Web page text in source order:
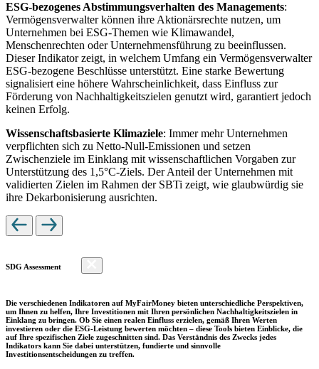
ESG-bezogenes Abstimmungsverhalten des Managements:
Vermögensverwalter können ihre Aktionärsrechte nutzen, um
Unternehmen bei ESG-Themen wie Klimawandel,
Menschenrechten oder Unternehmensführung zu beeinflussen.
Dieser Indikator zeigt, in welchem Umfang ein Vermögensverwalter
ESG-bezogene Beschlüsse unterstützt. Eine starke Bewertung
signalisiert eine höhere Wahrscheinlichkeit, dass Einfluss zur
Förderung von Nachhaltigkeitszielen genutzt wird, garantiert jedoch
keinen Erfolg.
Wissenschaftsbasierte Klimaziele: Immer mehr Unternehmen
verpflichten sich zu Netto-Null-Emissionen und setzen
Zwischenziele im Einklang mit wissenschaftlichen Vorgaben zur
Unterstützung des 1,5°C-Ziels. Der Anteil der Unternehmen mit
validierten Zielen im Rahmen der SBTi zeigt, wie glaubwürdig sie
ihre Dekarbonisierung ausrichten.
SDG Assessment
Die verschiedenen Indikatoren auf MyFairMoney bieten unterschiedliche Perspektiven,
um Ihnen zu helfen, Ihre Investitionen mit Ihren persönlichen Nachhaltigkeitszielen in
Einklang zu bringen. Ob Sie einen realen Einfluss erzielen, gemäß Ihren Werten
investieren oder die ESG-Leistung bewerten möchten – diese Tools bieten Einblicke, die
auf Ihre spezifischen Ziele zugeschnitten sind. Das Verständnis des Zwecks jedes
Indikators kann Sie dabei unterstützen, fundierte und sinnvolle
Investitionsentscheidungen zu treffen.